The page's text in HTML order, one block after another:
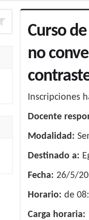
Curso
no
Inscripciones
Docente
Modalidad:
Destinado a:
Fecha: 26/5/
Horario: de
Carga horaria: